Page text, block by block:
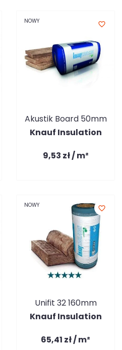
NOWY favorite_border
Akustik Board 50mm
Knauf Insulation
9,53 zł / m²
NOWY favorite_border
Unifit 32 160mm
Knauf Insulation
65,41 zł / m²